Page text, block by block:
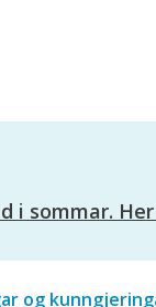
i sommar.
og